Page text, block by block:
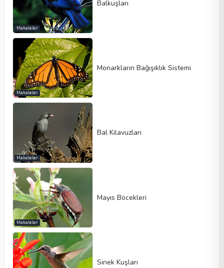
Makaleler
Balkuşları
Makaleler
Monarkların Bağışıklık Sistemi
Makaleler
Bal Kılavuzları
Makaleler
Mayıs Böcekleri
Sinek Kuşları